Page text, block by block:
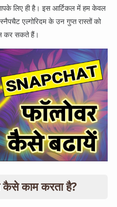
लिए ही है। इस आर्टिकल में हम केवल
एल्गोरिदम के उन गुप्त रास्तों को
कर सकते हैं।
कैसे काम करता है?